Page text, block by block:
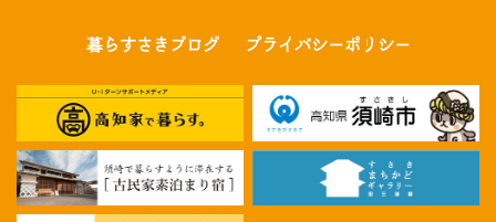
暮らすさきブログ プライバシーポリシー